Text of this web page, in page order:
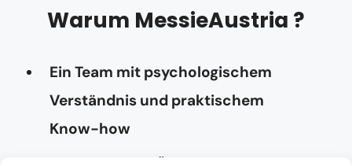
Warum MessieAustria ?
Ein Team mit psychologischem
Verständnis und praktischem
Know-how